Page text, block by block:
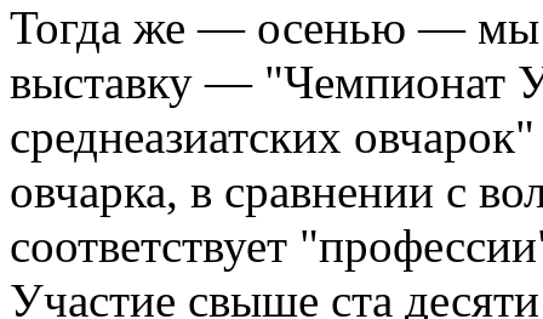
Тогда же — осенью — мы
выставку — "Чемпионат
среднеазиатских
овчарка, в сравнении с
соответствует
Участие свыше ста